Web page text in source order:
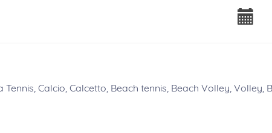
Calcio, Calcetto, Beach tennis, Beach Volley, Volley,